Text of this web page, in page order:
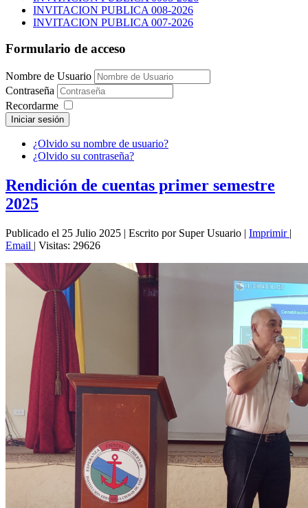
INVITACION PUBLICA 008-2026
INVITACION PUBLICA 007-2026
Formulario de acceso
Nombre de Usuario
Contraseña
Recordarme
Iniciar sesión
¿Olvido su nombre de usuario?
¿Olvido su contraseña?
Rendición de cuentas primer semestre
2025
Publicado el 25 Julio 2025 | Escrito por Super Usuario | Imprimir |
Email | Visitas: 29626